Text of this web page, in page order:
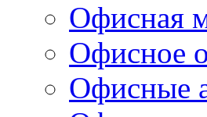
Офисная
Офисное
Офисные